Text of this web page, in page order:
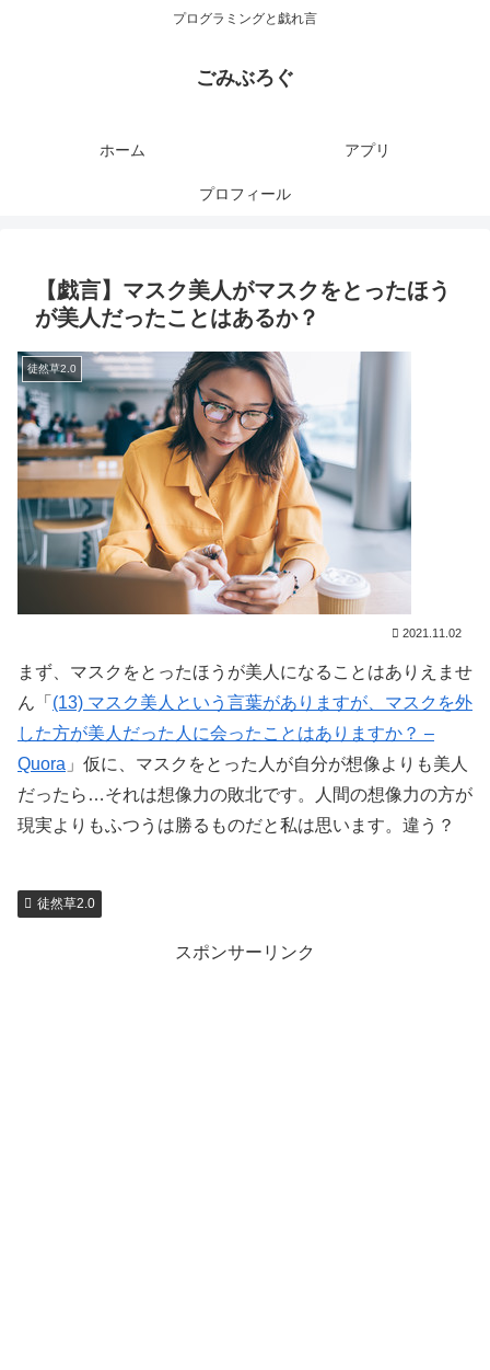
プログラミングと戯れ言
ごみぶろぐ
ホーム アプリ
プロフィール
【戯言】マスク美人がマスクをとったほう
が美人だったことはあるか？
徒然草2.0
2021.11.02
まず、マスクをとったほうが美人になることはありえませ
ん「 (13) マスク美人という言葉がありますが、マスクを外
した方が美人だった人に会ったことはありますか？ –
Quora 」 仮に、マスクをとった人が自分が想像よりも美人
だったら…それは想像力の敗北です。人間の想像力の方が
現実よりもふつうは勝るものだと私は思います。違う？
徒然草2.0
スポンサーリンク